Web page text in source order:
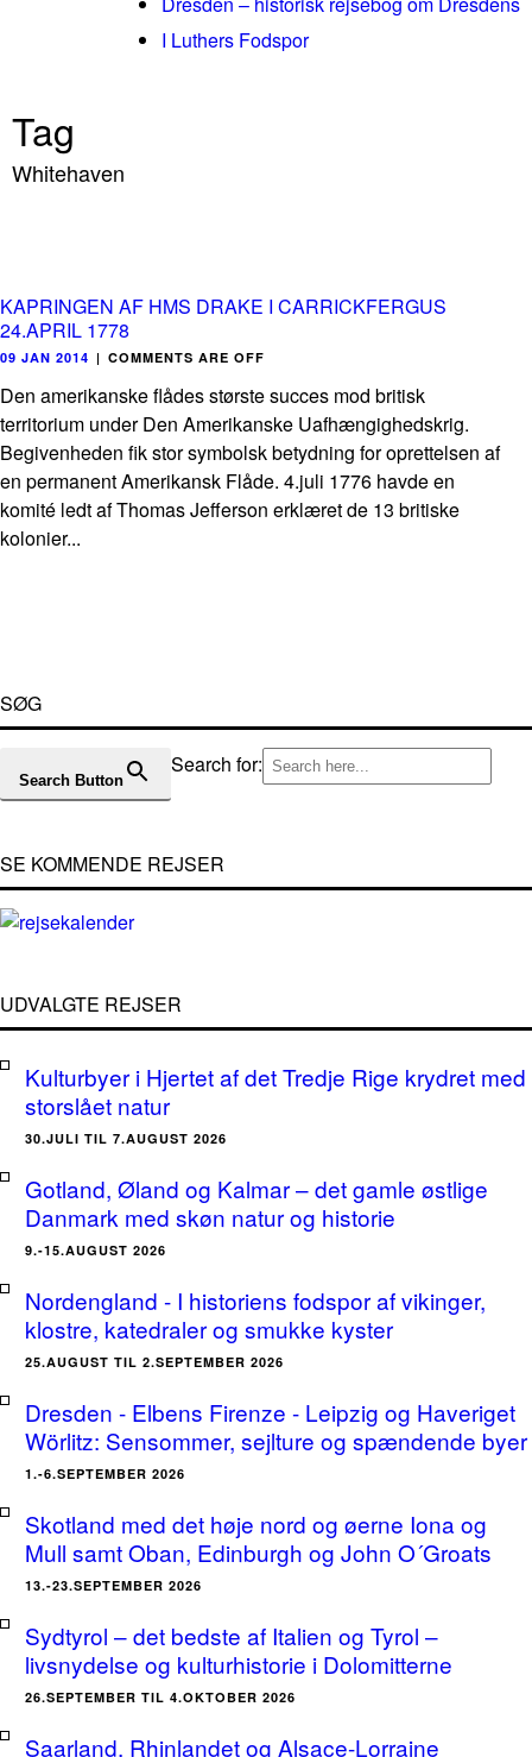
I Luthers Fodspor
Tag
Whitehaven
KAPRINGEN AF HMS DRAKE I CARRICKFERGUS
24.APRIL 1778
09 JAN 2014 | COMMENTS ARE OFF
Den amerikanske flådes største succes mod britisk
territorium under Den Amerikanske Uafhængighedskrig.
Begivenheden fik stor symbolsk betydning for oprettelsen af
en permanent Amerikansk Flåde. 4.juli 1776 havde en
komité ledt af Thomas Jefferson erklæret de 13 britiske
kolonier...
SØG
Search for:
Search Button
SE KOMMENDE REJSER
UDVALGTE REJSER
Kulturbyer i Hjertet af det Tredje Rige krydret med
storslået natur
30.JULI TIL 7.AUGUST 2026
Gotland, Øland og Kalmar – det gamle østlige
Danmark med skøn natur og historie
9.-15.AUGUST 2026
Nordengland - I historiens fodspor af vikinger,
klostre, katedraler og smukke kyster
25.AUGUST TIL 2.SEPTEMBER 2026
Dresden - Elbens Firenze - Leipzig og Haveriget
Wörlitz: Sensommer, sejlture og spændende byer
1.-6.SEPTEMBER 2026
Skotland med det høje nord og øerne Iona og
Mull samt Oban, Edinburgh og John O´Groats
13.-23.SEPTEMBER 2026
Sydtyrol – det bedste af Italien og Tyrol –
livsnydelse og kulturhistorie i Dolomitterne
26.SEPTEMBER TIL 4.OKTOBER 2026
Saarland, Rhinlandet og Alsace-Lorraine